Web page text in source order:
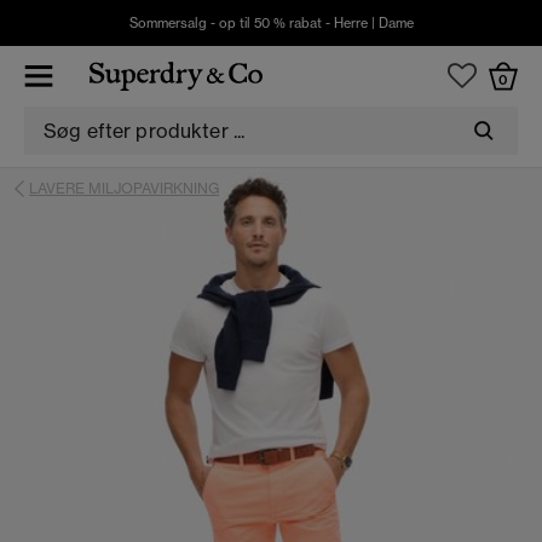
Sommersalg - op til 50 % rabat - Herre| Dame
0
LAVERE MILJOPAVIRKNING